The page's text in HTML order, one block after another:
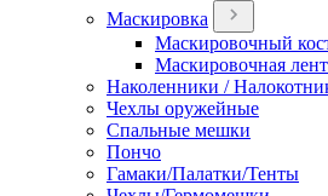
Маскировка
Маскировочный
Маскировочная
Наколенники /
Чехлы оружейные
Спальные мешки
Пончо
Гамаки/Палатки/Тенты